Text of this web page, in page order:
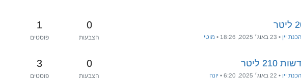
יין • 23 באוג׳ 2025, 18:26 • מוטי
0
הצבעות
1
פוסטים
ליטר
יין • 22 באוג׳ 2025, 6:20 • יונה
0
הצבעות
3
פוסטים